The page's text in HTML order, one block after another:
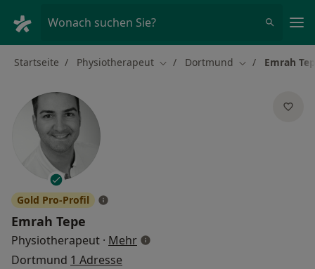
Wonach suchen Sie?
Startseite Physiotherapeut Stadt ändern
Dortmund Stadt ändern
Emrah
Gold Pro-Profil
Emrah Tepe
Physiotherapeut · Mehrüber Spezialisierungen
Dortmund 1 Adresse